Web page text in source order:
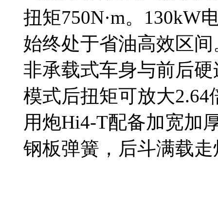
扭矩750N·m。130kW
始终处于省油高效区
非承载式车身与前后
模式后扭矩可放大
用炮Hi4-T配备加宽加
钢板弹簧，后斗满载